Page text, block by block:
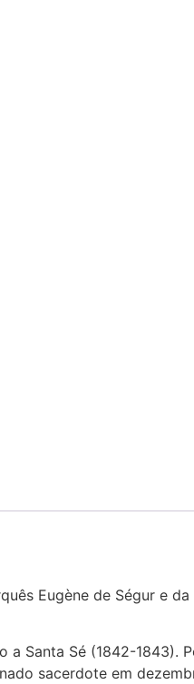
Eugène de Ségur e
Santa Sé (1842-1843).
sacerdote em